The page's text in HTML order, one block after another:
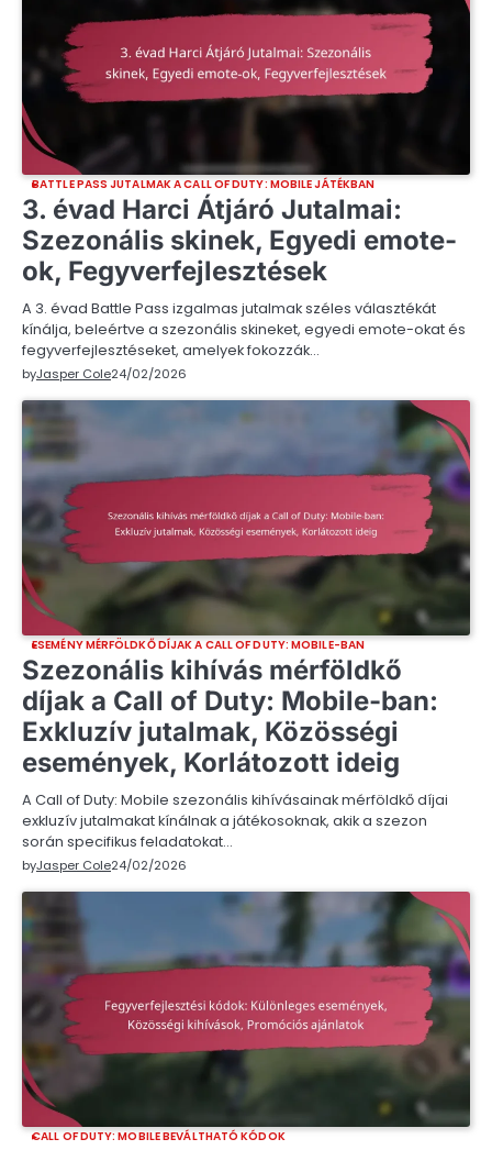
BATTLE PASS JUTALMAK A CALL OF DUTY: MOBILE JÁTÉKBAN
3. évad Harci Átjáró Jutalmai:
Szezonális skinek, Egyedi emote-
ok, Fegyverfejlesztések
A 3. évad Battle Pass izgalmas jutalmak széles választékát
kínálja, beleértve a szezonális skineket, egyedi emote-okat és
fegyverfejlesztéseket, amelyek fokozzák…
byJasper Cole24/02/2026
ESEMÉNY MÉRFÖLDKŐ DÍJAK A CALL OF DUTY: MOBILE-BAN
Szezonális kihívás mérföldkő
díjak a Call of Duty: Mobile-ban:
Exkluzív jutalmak, Közösségi
események, Korlátozott ideig
A Call of Duty: Mobile szezonális kihívásainak mérföldkő díjai
exkluzív jutalmakat kínálnak a játékosoknak, akik a szezon
során specifikus feladatokat…
byJasper Cole24/02/2026
CALL OF DUTY: MOBILE BEVÁLTHATÓ KÓDOK